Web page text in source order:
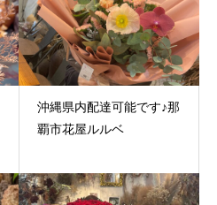
沖縄県内配達可能です♪那
覇市花屋ルルベ